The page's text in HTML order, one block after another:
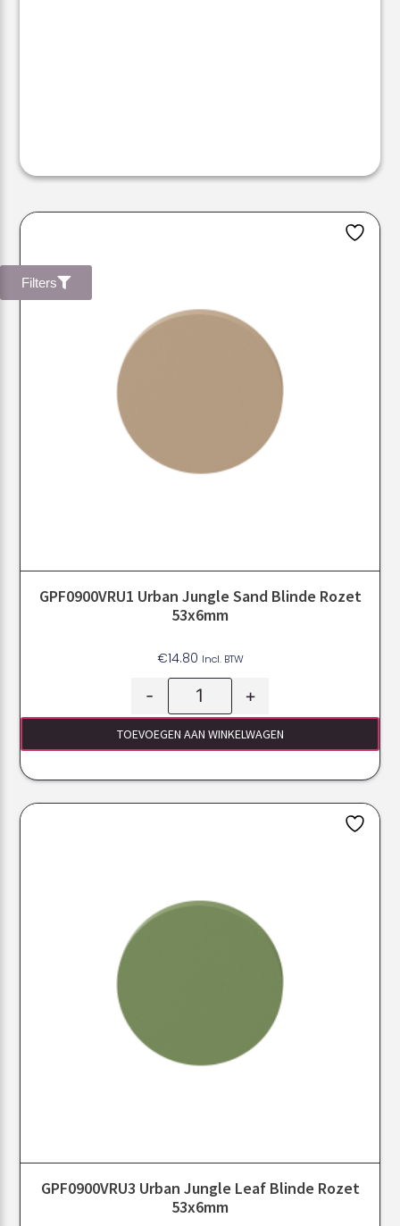
Filters
GPF0900VRU1 Urban Jungle Sand Blinde Rozet
53x6mm
€14.80 Incl. BTW
- +
TOEVOEGEN AAN WINKELWAGEN
GPF0900VRU3 Urban Jungle Leaf Blinde Rozet
53x6mm